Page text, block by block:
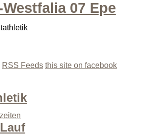
Westfalia 07 Epe
RSS Feeds this site on facebook